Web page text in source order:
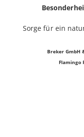
Sorge für ein
Breker GmbH
Flamingo